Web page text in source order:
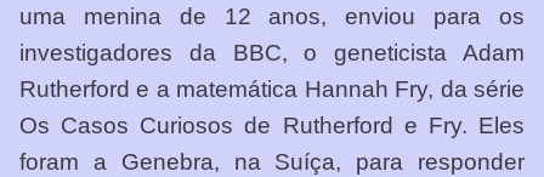
uma menina de 12 anos, enviou para os
investigadores da BBC, o geneticista Adam
Rutherford e a matemática Hannah Fry, da série
Os Casos Curiosos de Rutherford e Fry. Eles
foram a Genebra, na Suíça, para responder